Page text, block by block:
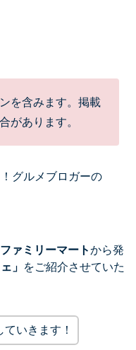
を含みます。掲載
があります。
グルメブロガーの
ファミリーマートから発
」 をご紹介させていた
いきます！